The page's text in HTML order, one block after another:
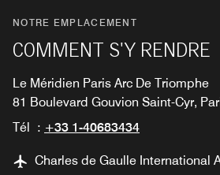
NOTRE EMPLACEMENT
COMMENT S'Y RENDRE
Le Méridien Paris Arc De Triomphe
81 Boulevard Gouvion Saint-Cyr,
Tél : +33 1-40683434
Charles de Gaulle International